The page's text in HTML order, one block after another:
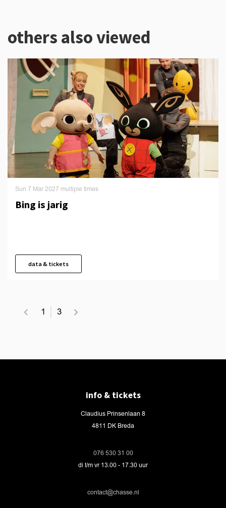
others also viewed
Bing is jarig
Sun 7 Mar 2027 multiple times
data & tickets
1 3
info & tickets
Claudius Prinsenlaan 8
4811 DK Breda
076 530 31 00
di t/m vr 13.00 - 17.30 uur
contact@chasse.nl